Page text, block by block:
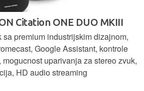
Citation ONE DUO MKIII
premium industrijskim dizajnom,
Google Assistant, kontrole
mogucnost uparivanja za stereo zvuk,
HD audio streaming